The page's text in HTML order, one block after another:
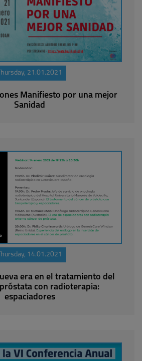
21.01.2021
Manifiesto por una mejor
Sanidad
14.01.2021
era en el tratamiento del
con radioterapia:
espaciadores